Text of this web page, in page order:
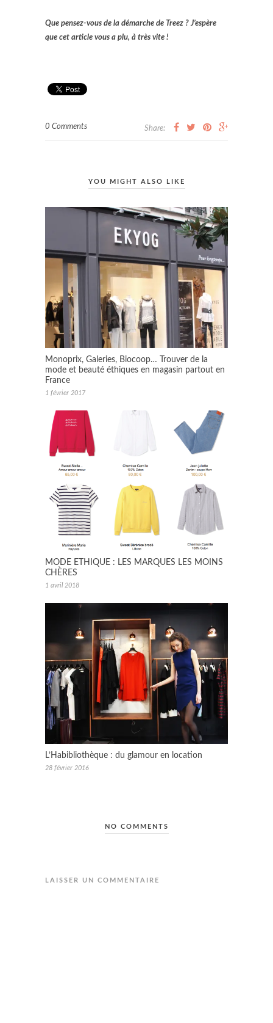
Que pensez-vous de la démarche de Treez ? J’espère
que cet article vous a plu, à très vite !
0 Comments Share:
YOU MIGHT ALSO LIKE
Monoprix, Galeries, Biocoop… Trouver de la
mode et beauté éthiques en magasin partout en
France
1 février 2017
MODE ETHIQUE : LES MARQUES LES MOINS
CHÈRES
1 avril 2018
L’Habibliothèque : du glamour en location
28 février 2016
NO COMMENTS
LAISSER UN COMMENTAIRE